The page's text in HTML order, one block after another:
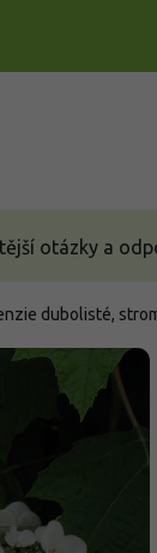
otázky a
dubolisté,